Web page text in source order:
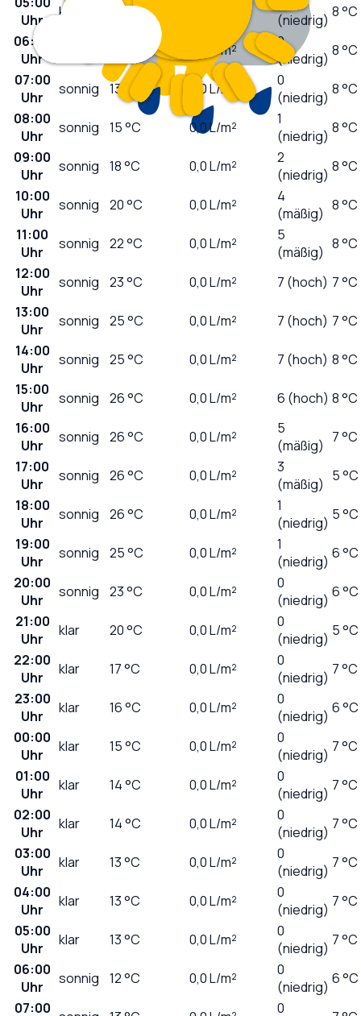
Uhr
klar °C
(niedrig) 8 °C
06:00
Uhr
L/m²
0
(niedrig) 8 °C
07:00
Uhr
sonnig 13 °C 0,0L/m²
0
(niedrig) 8 °C
08:00
Uhr
sonnig 15°C 0,0L/m²
1
(niedrig) 8 °C
09:00
Uhr
sonnig 18°C 0,0L/m²
2
(niedrig) 8 °C
10:00
Uhr
sonnig 20°C 0,0L/m²
4
(mäßig) 8 °C
11:00
Uhr
sonnig 22°C 0,0L/m²
5
(mäßig) 8 °C
12:00
Uhr
sonnig 23°C 0,0L/m² 7 (hoch) 7 °C
13:00
Uhr
sonnig 25°C 0,0L/m² 7 (hoch) 7 °C
14:00
Uhr
sonnig 25°C 0,0L/m² 7 (hoch) 8 °C
15:00
Uhr
sonnig 26°C 0,0L/m² 6 (hoch) 8 °C
16:00
Uhr
sonnig 26°C 0,0L/m²
5
(mäßig) 7 °C
17:00
Uhr
sonnig 26°C 0,0L/m²
3
(mäßig) 5 °C
18:00
Uhr
sonnig 26°C 0,0L/m²
1
(niedrig) 5 °C
19:00
Uhr
sonnig 25°C 0,0L/m²
1
(niedrig) 6 °C
20:00
Uhr
sonnig 23°C 0,0L/m²
0
(niedrig) 6 °C
21:00
Uhr
klar 20°C 0,0L/m²
0
(niedrig) 5 °C
22:00
Uhr
klar 17°C 0,0L/m²
0
(niedrig) 7 °C
23:00
Uhr
klar 16°C 0,0L/m²
0
(niedrig) 6 °C
00:00
Uhr
klar 15°C 0,0L/m²
0
(niedrig) 7 °C
01:00
Uhr
klar 14°C 0,0L/m²
0
(niedrig) 7 °C
02:00
Uhr
klar 14°C 0,0L/m²
0
(niedrig) 7 °C
03:00
Uhr
klar 13°C 0,0L/m²
0
(niedrig) 7 °C
04:00
Uhr
klar 13°C 0,0L/m²
0
(niedrig) 7 °C
05:00
Uhr
klar 13°C 0,0L/m²
0
(niedrig) 7 °C
06:00
Uhr
sonnig 12°C 0,0L/m²
0
(niedrig) 6 °C
07:00
0